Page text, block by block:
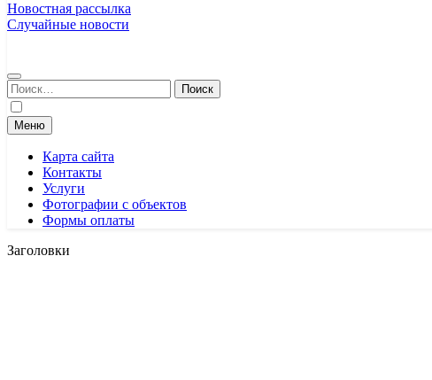
Новостная рассылка
Случайные новости
Найти:
Меню
Карта сайта
Контакты
Услуги
Фотографии с объектов
Формы оплаты
Заголовки